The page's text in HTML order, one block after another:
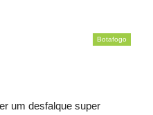
Botafogo
um desfalque super